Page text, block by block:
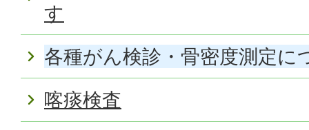
す
各種がん検診・骨密度測定に
喀痰検査